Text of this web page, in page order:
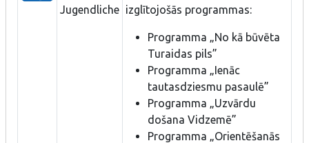
Jugendliche izglītojošās programmas:
Programma „No kā būvēta
Turaidas pils”
Programma „Ienāc
tautasdziesmu pasaulē”
Programma „Uzvārdu
došana Vidzemē”
Programma „Orientēšanās